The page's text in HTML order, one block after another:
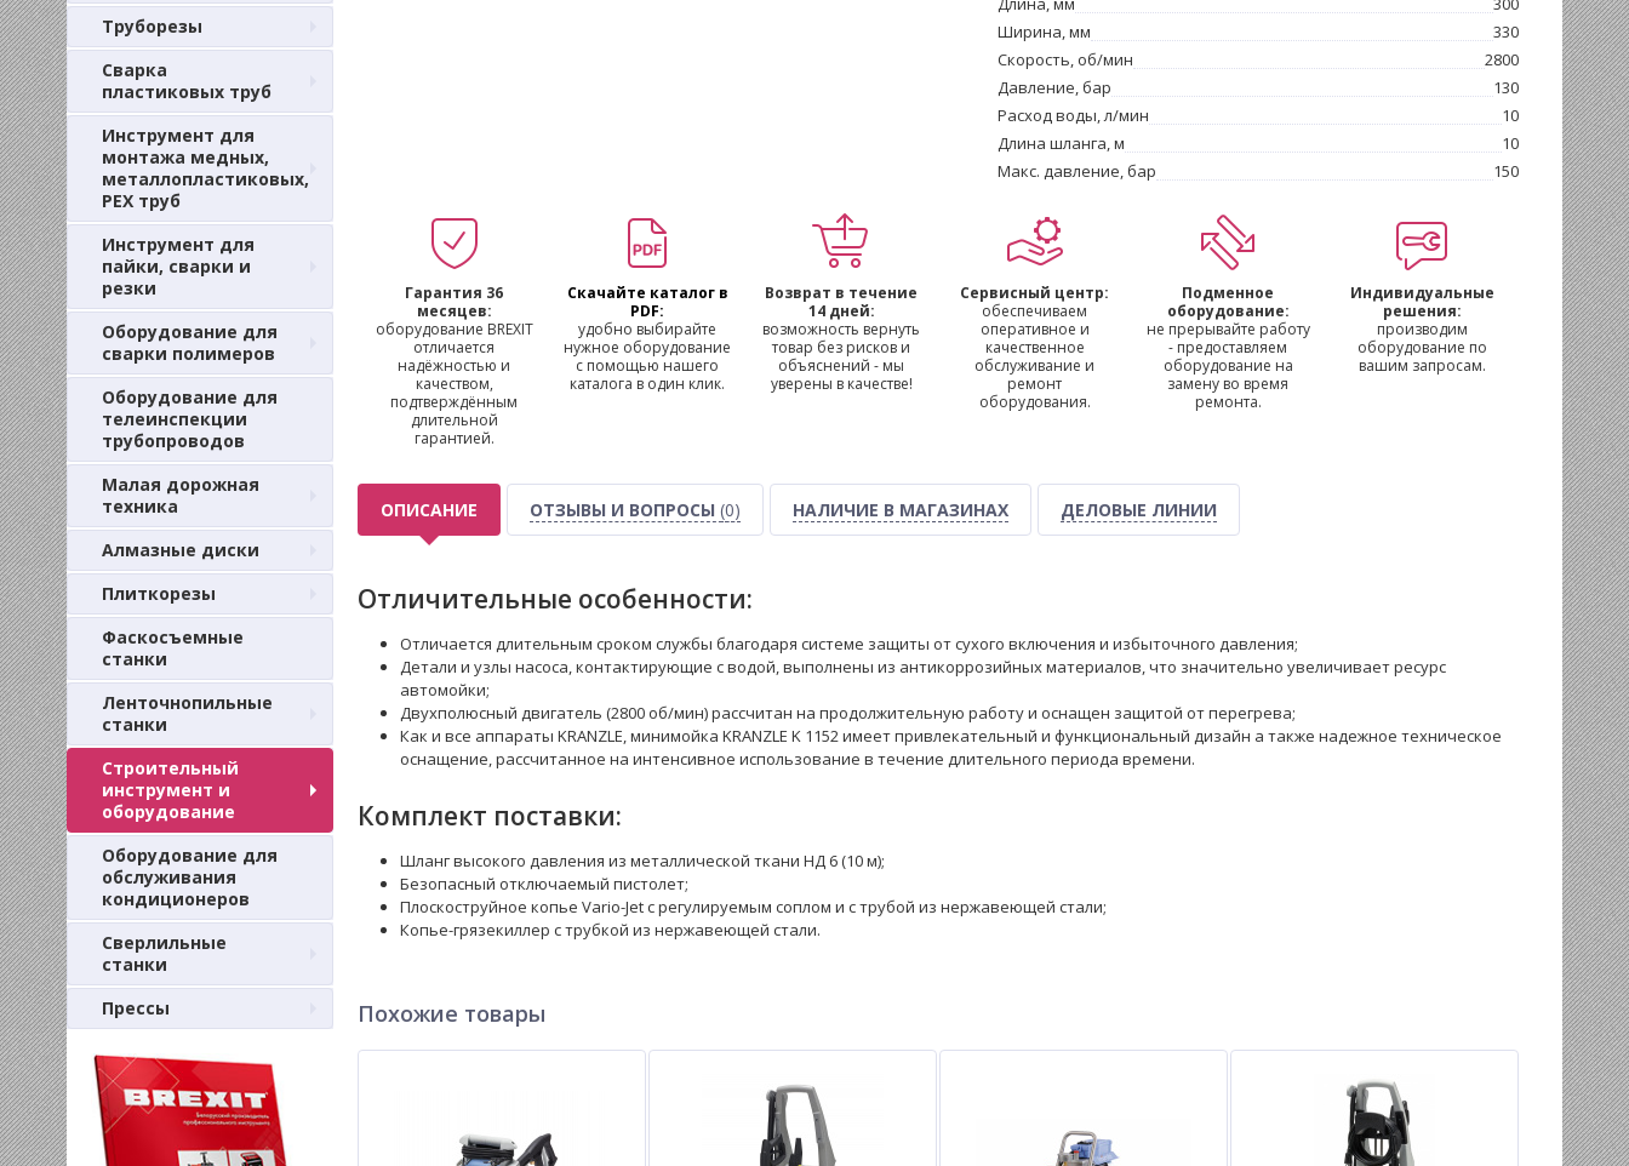
Труборезы
Сварка
пластиковых труб
Инструмент для
монтажа медных,
металлопластиковых,
PEX труб
Инструмент для
пайки, сварки и
резки
Оборудование для
сварки полимеров
Оборудование для
телеинспекции
трубопроводов
Малая дорожная
техника
Алмазные диски
Плиткорезы
Фаскосъемные
станки
Ленточнопильные
станки
Строительный
инструмент и
оборудование
Оборудование для
обслуживания
кондиционеров
Сверлильные
станки
Прессы
Ширина, мм
330
Скорость, об/мин
2800
Давление, бар
130
Расход воды, л/мин
10
Длина шланга, м
10
Макс. давление, бар
150
Гарантия 36
месяцев:
оборудование BREXIT
отличается
надёжностью и
качеством,
подтверждённым
длительной
гарантией.
Скачайте каталог в
PDF:
удобно выбирайте
нужное оборудование
с помощью нашего
каталога в один клик.
Возврат в течение
14 дней:
возможность вернуть
товар без рисков и
объяснений - мы
уверены в качестве!
Сервисный центр:
обеспечиваем
оперативное и
качественное
обслуживание и
ремонт
оборудования.
Подменное
оборудование:
не прерывайте работу
- предоставляем
оборудование на
замену во время
ремонта.
Индивидуальные
решения:
производим
оборудование по
вашим запросам.
ОПИСАНИЕ ОТЗЫВЫ И ВОПРОСЫ (0) НАЛИЧИЕ В МАГАЗИНАХ ДЕЛОВЫЕ ЛИНИИ
Отличительные особенности:
Отличается длительным сроком службы благодаря системе защиты от сухого включения и избыточного давления;
Детали и узлы насоса, контактирующие с водой, выполнены из антикоррозийных материалов, что значительно увеличивает ресурс
автомойки;
Двухполюсный двигатель (2800 об/мин) рассчитан на продолжительную работу и оснащен защитой от перегрева;
Как и все аппараты KRANZLE, минимойка KRANZLE K 1152 имеет привлекательный и функциональный дизайн а также надежное техническое
оснащение, рассчитанное на интенсивное использование в течение длительного периода времени.
Комплект поставки:
Шланг высокого давления из металлической ткани НД 6 (10 м);
Безопасный отключаемый пистолет;
Плоскоструйное копье Vario-Jet с регулируемым соплом и с трубой из нержавеющей стали;
Копье-грязекиллер с трубкой из нержавеющей стали.
Похожие товары